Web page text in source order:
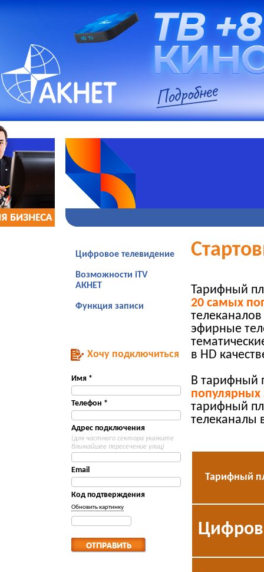
БИЗНЕСА
Цифровое телевидение
Возможности iTV
АКНЕТ
Функция записи
Хочу подключиться
Имя *
Телефон *
Адрес подключения
(для частного сектора укажите
ближайшее пересечение улиц)
Email
Код подтверждения
Обновить картинку
Тарифный
20 самых
эфирные
в HD
В тарифный
популярных
тарифный
телеканалы
Тарифный